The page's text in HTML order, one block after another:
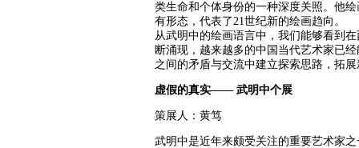
类生命和个体身份的一种深度关照。他
有形态，代表了21世纪新的绘画趋向。
从武明中的绘画语言中，我们能够看到
断涌现，越来越多的中国当代艺术家已
之间的矛盾与交流中建立探索思路，拓
虚假的真实—— 武明中个展
策展人：黄笃
武明中是近年来颇受关注的重要艺术家